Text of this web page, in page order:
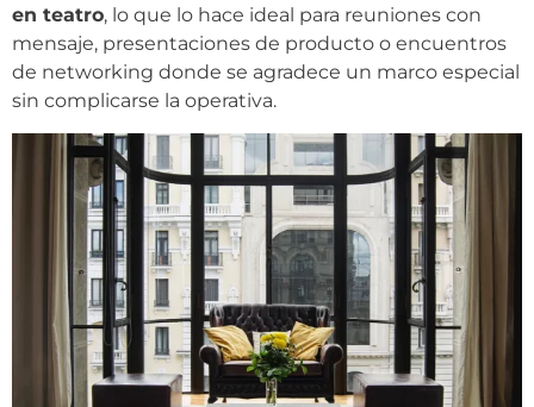
en teatro, lo que lo hace ideal para reuniones con
mensaje, presentaciones de producto o encuentros
de networking donde se agradece un marco especial
sin complicarse la operativa.